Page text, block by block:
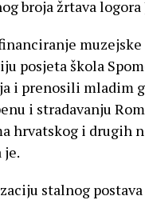
broja žrtava logora
posjeta škola
i prenosili mladim
i stradavanju
hrvatskog i drugih
je.
stalnog